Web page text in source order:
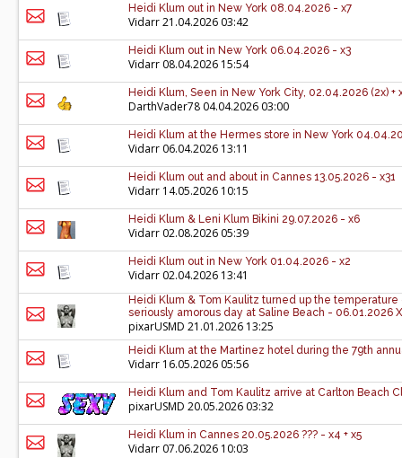
Heidi Klum out in New York 08.04.2026 - x7
Vidarr21.04.2026 03:42
Heidi Klum out in New York 06.04.2026 - x3
Vidarr 08.04.2026 15:54
Heidi Klum, Seen in New York City, 02.04.2026 (2x) +
DarthVader78 04.04.2026 03:00
Heidi Klum at the Hermes store in New York
Vidarr 06.04.2026 13:11
Heidi Klum out and about in Cannes 13.05.2026 - x31
Vidarr 14.05.2026 10:15
Heidi Klum & Leni Klum Bikini 29.07.2026 - x6
Vidarr 02.08.2026 05:39
Heidi Klum out in New York 01.04.2026 - x2
Vidarr 02.04.2026 13:41
Heidi Klum & Tom Kaulitz turned up the
seriously amorous day at Saline Beach - 06.01.2026
pixarUSMD 21.01.2026 13:25
Heidi Klum at the Martinez hotel during the 79th
Vidarr 16.05.2026 05:56
Heidi Klum and Tom Kaulitz arrive at Carlton Beach
pixarUSMD 20.05.2026 03:32
Heidi Klum in Cannes 20.05.2026 ??? - x4 + x5
Vidarr 07.06.2026 10:03